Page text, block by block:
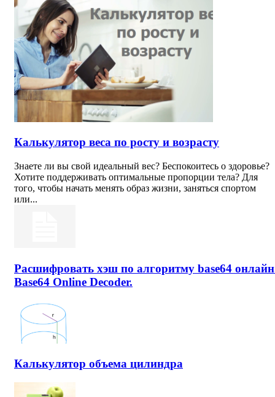
Калькулятор веса по росту и возрасту
Знаете ли вы свой идеальный вес? Беспокоитесь о здоровье?
Хотите поддерживать оптимальные пропорции тела? Для
того, чтобы начать менять образ жизни, заняться спортом
или...
Расшифровать хэш по алгоритму base64
Base64 Online Decoder.
Калькулятор объема цилиндра